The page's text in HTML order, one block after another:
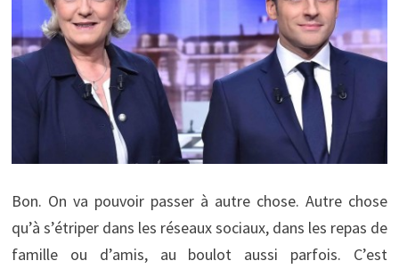
Bon. On va pouvoir passer à autre chose. Autre chose
qu’à s’étriper dans les réseaux sociaux, dans les repas de
famille ou d’amis, au boulot aussi parfois. C’est